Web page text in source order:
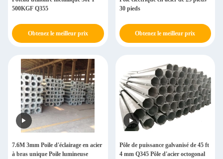
500KGF Q355
Obtenez le meilleur prix
30 pieds
Obtenez le meilleur prix
7.6M 3mm Poile d'éclairage en acier
à bras unique Poile lumineuse
Pôle de puissance galvanisé de 45 ft
4 mm Q345 Pôle d'acier octogonal